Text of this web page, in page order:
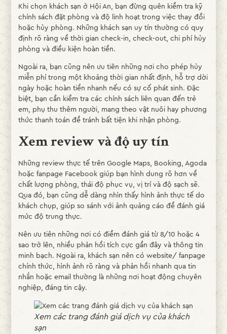
Khi chọn khách sạn ở Hội An, bạn đừng quên kiểm tra kỹ
chính sách đặt phòng và độ linh hoạt trong việc thay đổi
hoặc hủy phòng. Những khách sạn uy tín thường có quy
định rõ ràng về thời gian check-in, check-out, chi phí hủy
phòng và điều kiện hoàn tiền.
Ngoài ra, bạn cũng nên ưu tiên những nơi cho phép hủy
miễn phí trong một khoảng thời gian nhất định, hỗ trợ dời
ngày hoặc hoàn tiền nhanh nếu có sự cố phát sinh. Đặc
biệt, bạn cần kiểm tra các chính sách liên quan đến trẻ
em, phụ thu thêm người, mang theo vật nuôi hay phương
thức thanh toán để tránh bất tiện khi nhận phòng.
Xem review và độ uy tín
Những review thực tế trên Google Maps, Booking, Agoda
hoặc fanpage Facebook giúp bạn hình dung rõ hơn về
chất lượng phòng, thái độ phục vụ, vị trí và độ sạch sẽ.
Qua đó, bạn cũng dễ dàng nhìn thấy hình ảnh thực tế do
khách chụp, giúp so sánh với ảnh quảng cáo để đánh giá
mức độ trung thực.
Nên ưu tiên những nơi có điểm đánh giá từ 8/10 hoặc 4
sao trở lên, nhiều phản hồi tích cực gần đây và thông tin
minh bạch. Ngoài ra, khách sạn nên có website/ fanpage
chính thức, hình ảnh rõ ràng và phản hồi nhanh qua tin
nhắn hoặc email thường là những nơi hoạt động chuyên
nghiệp, đáng tin cậy.
Xem các trang đánh giá dịch vụ của khách
sạn